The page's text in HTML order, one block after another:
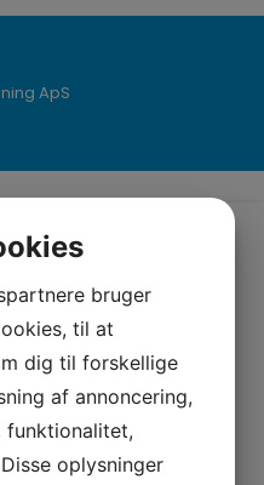
ApS
bruger
til at
dig til forskellige
af annoncering,
funktionalitet,
oplysninger